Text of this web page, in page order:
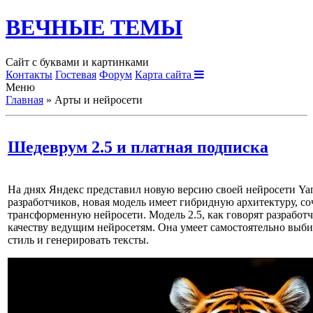
ВЕЧНЫЕ ТЕМЫ
Сайт с буквами и картинками
Контакты Гостевая Форум Карта сайта
Меню
Главная » Арты и нейросети
Шедеврум 2.5 и платная подписка
На днях Яндекс представил новую версию своей нейросети
разработчиков, новая модель имеет гибридную архитектуру,
трансформенную нейросети. Модель 2.5, как говорят
качеству ведущим нейросетям. Она умеет самостоятельно
стиль и генерировать тексты.